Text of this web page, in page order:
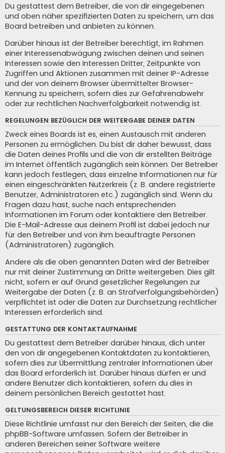
Du gestattest dem Betreiber, die von dir eingegebenen
und oben näher spezifizierten Daten zu speichern, um das
Board betreiben und anbieten zu können.
Darüber hinaus ist der Betreiber berechtigt, im Rahmen
einer Interessenabwägung zwischen deinen und seinen
Interessen sowie den Interessen Dritter, Zeitpunkte von
Zugriffen und Aktionen zusammen mit deiner IP-Adresse
und der von deinem Browser übermittelter Browser-
Kennung zu speichern, sofern dies zur Gefahrenabwehr
oder zur rechtlichen Nachverfolgbarkeit notwendig ist.
REGELUNGEN BEZÜGLICH DER WEITERGABE DEINER DATEN
Zweck eines Boards ist es, einen Austausch mit anderen
Personen zu ermöglichen. Du bist dir daher bewusst, dass
die Daten deines Profils und die von dir erstellten Beiträge
im Internet öffentlich zugänglich sein können. Der Betreiber
kann jedoch festlegen, dass einzelne Informationen nur für
einen eingeschränkten Nutzerkreis (z. B. andere registrierte
Benutzer, Administratoren etc.) zugänglich sind. Wenn du
Fragen dazu hast, suche nach entsprechenden
Informationen im Forum oder kontaktiere den Betreiber.
Die E-Mail-Adresse aus deinem Profil ist dabei jedoch nur
für den Betreiber und von ihm beauftragte Personen
(Administratoren) zugänglich.
Andere als die oben genannten Daten wird der Betreiber
nur mit deiner Zustimmung an Dritte weitergeben. Dies gilt
nicht, sofern er auf Grund gesetzlicher Regelungen zur
Weitergabe der Daten (z. B. an Strafverfolgungsbehörden)
verpflichtet ist oder die Daten zur Durchsetzung rechtlicher
Interessen erforderlich sind.
GESTATTUNG DER KONTAKTAUFNAHME
Du gestattest dem Betreiber darüber hinaus, dich unter
den von dir angegebenen Kontaktdaten zu kontaktieren,
sofern dies zur Übermittlung zentraler Informationen über
das Board erforderlich ist. Darüber hinaus dürfen er und
andere Benutzer dich kontaktieren, sofern du dies in
deinem persönlichen Bereich gestattet hast.
GELTUNGSBEREICH DIESER RICHTLINIE
Diese Richtlinie umfasst nur den Bereich der Seiten, die die
phpBB-Software umfassen. Sofern der Betreiber in
anderen Bereichen seiner Software weitere